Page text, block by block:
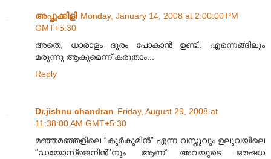
അപ്പുക്കിളി Monday, January 14, 2008 at 2:00:00 PM
GMT+5:30
അതെ, ധാരാളം ദൂരം പോകാന്‍ ഉണ്ട്.. എന്നെങ്ങിലും
മരുന്നു ആകുമെന്ന് കരുതാം...
Reply
Dr.jishnu chandran Friday, August 29, 2008 at
11:38:00 AM GMT+5:30
മഞ്ഞമഞ്ഞളിലെ “കുര്‍കുമിന്‍” എന്ന വസ്തുവും ഉലുവയിലെ
“ഡയോസ്ജെനിന്‍”നും ആണ് അവയുടെ ഔഷധ